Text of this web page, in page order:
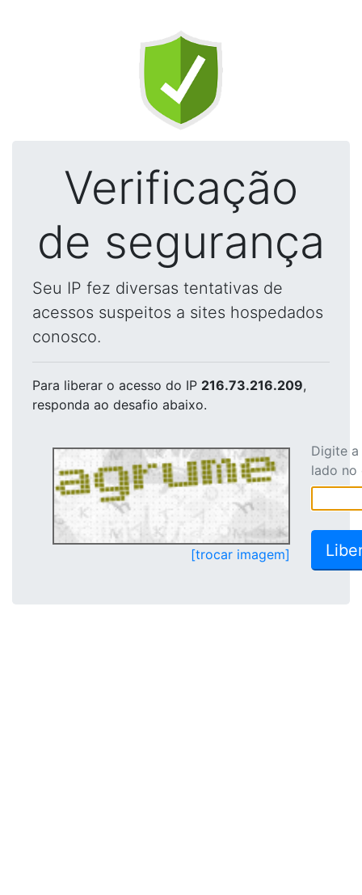
Verificação
de segurança
Seu IP fez diversas tentativas de
acessos suspeitos a sites hospedados
conosco.
Para liberar o acesso do IP 216.73.216.209,
responda ao desafio abaixo.
[trocar imagem]
Digite
lado no